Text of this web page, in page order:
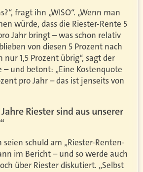
fragt ihn „WISO“. „Wenn man
würde, dass die Riester-Rente 5
Jahr bringt – was schon relativ
von diesen 5 Prozent nach
nur 1,5 Prozent übrig“, sagt der
– und betont: „Eine Kostenquote
pro Jahr – das ist jenseits von
Riester sind aus unserer
seien schuld am „Riester-Renten-
im Bericht – und so werde auch
über Riester diskutiert. „Selbst